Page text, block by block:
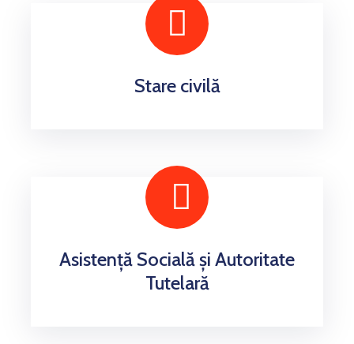
Stare civilă
Asistenţă Socială și Autoritate
Tutelară